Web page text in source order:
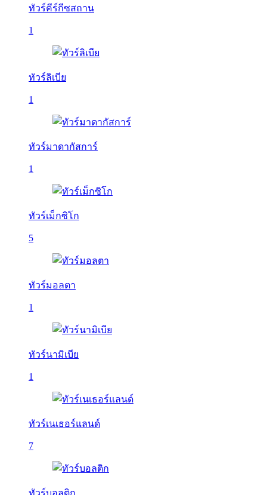
ทัวร์คีร์กีซสถาน
1
ทัวร์ลิเบีย
1
ทัวร์มาดากัสการ์
1
ทัวร์เม็กซิโก
5
ทัวร์มอลตา
1
ทัวร์นามิเบีย
1
ทัวร์เนเธอร์แลนด์
7
ทัวร์บอลติก